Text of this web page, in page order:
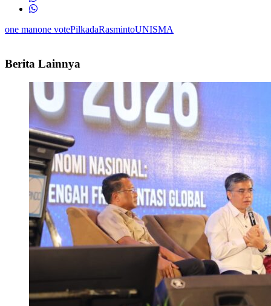
one manone votePilkadaRasmintoUNISMA
Berita Lainnya